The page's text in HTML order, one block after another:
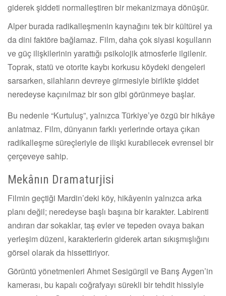
giderek şiddeti normalleştiren bir mekanizmaya dönüşür.
Alper burada radikalleşmenin kaynağını tek bir kültürel ya
da dini faktöre bağlamaz. Film, daha çok siyasi koşulların
ve güç ilişkilerinin yarattığı psikolojik atmosferle ilgilenir.
Toprak, statü ve otorite kaybı korkusu köydeki dengeleri
sarsarken, silahların devreye girmesiyle birlikte şiddet
neredeyse kaçınılmaz bir son gibi görünmeye başlar.
Bu nedenle “Kurtuluş”, yalnızca Türkiye’ye özgü bir hikâye
anlatmaz. Film, dünyanın farklı yerlerinde ortaya çıkan
radikalleşme süreçleriyle de ilişki kurabilecek evrensel bir
çerçeveye sahip.
Mekânın Dramaturjisi
Filmin geçtiği Mardin’deki köy, hikâyenin yalnızca arka
planı değil; neredeyse başlı başına bir karakter. Labirenti
andıran dar sokaklar, taş evler ve tepeden ovaya bakan
yerleşim düzeni, karakterlerin giderek artan sıkışmışlığını
görsel olarak da hissettiriyor.
Görüntü yönetmenleri Ahmet Sesigürgil ve Barış Aygen’in
kamerası, bu kapalı coğrafyayı sürekli bir tehdit hissiyle